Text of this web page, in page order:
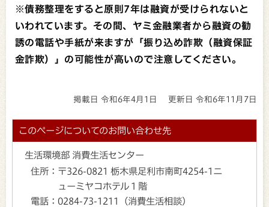
※債務整理をすると原則7年は融資が受けられないと
いわれています。その間、ヤミ金融業者から融資の勧
誘の電話や手紙が来ますが「振り込め詐欺（融資保証
金詐欺）」の可能性が高いので注意してください。
掲載日 令和6年4月1日 更新日 令和6年11月7日
このページについてのお問い合わせ先
生活環境部 消費生活センター
住所： 〒326-0821 栃木県足利市南町4254-1ニ
ューミヤコホテル１階
電話： 0284-73-1211（消費生活相談）